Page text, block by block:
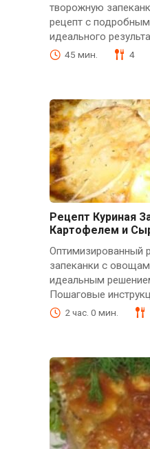
творожную
рецепт с
идеального
45 мин. 4
Рецепт Куриная
Картофелем и
Оптимизированный
запеканки с
идеальным
Пошаговые
2 час. 0 мин.